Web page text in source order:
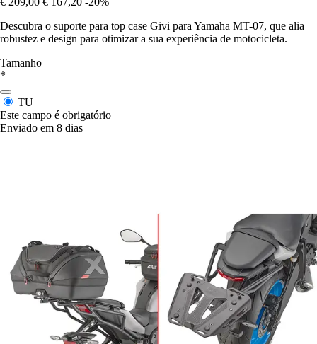
Descubra o suporte para top case Givi para Yamaha MT-07, que alia
robustez e design para otimizar a sua experiência de motocicleta.
Tamanho
*
TU
Este campo é obrigatório
Enviado em 8 dias